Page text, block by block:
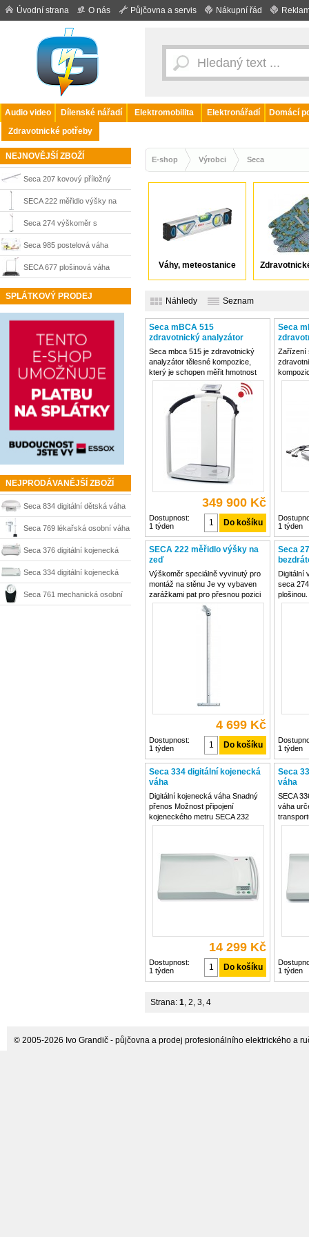
Úvodní strana O nás Půjčovna a servis Nákupní řád
Audio video Dílenské nářadí Elektromobilita Elektronářadí
Domácí
Zdravotnické potřeby
NEJNOVĚJŠÍ ZBOŽÍ
Seca 207 kovový příložný
kojenecký metr
SECA 222 měřidlo výšky na
zeď
Seca 274 výškoměr s
bezdrátovým přenosem dat
Seca 985 postelová váha
SECA 677 plošinová váha
SPLÁTKOVÝ PRODEJ
NEJPRODÁVANĚJŠÍ ZBOŽÍ
Seca 834 digitální dětská váha
Seca 769 lékařská osobní váha
Seca 376 digitální kojenecká
váha
Seca 334 digitální kojenecká
váha
Seca 761 mechanická osobní
E-shop Výrobci Seca
Váhy, meteostanice
Náhledy Seznam
Seca mBCA 515
zdravotnický analyzátor
tělesné kompozice
Seca mbca 515 je zdravotnický
analyzátor tělesné kompozice,
který je schopen měřit hmotnost
tuku, hmotnost těla bez tuků,
obsah vody v těle (složená z
extracelulární a intracelulární
vody) a hmotnost kosterních
349 900 Kč
Dostupnost:
1 týden
Seca
tělesné
Zařízení
1 týden
SECA 222 měřidlo výšky na
zeď
Výškoměr speciálně vyvinutý pro
montáž na stěnu Je vy vybaven
zarážkami pat pro přesnou pozici
nohou, což zaručuje přesné
měření Teleskopická měřící tyč
4 699 Kč
Dostupnost:
1 týden
Seca
Digitální
seca
1 týden
Seca 334 digitální kojenecká
váha
Digitální kojenecká váha Snadný
přenos Možnost připojení
kojeneckého metru SECA 232
Rozsah vážení 20kg Citlivost:
mm Napájení: baterie/220 V
14 299 Kč
Dostupnost:
1 týden
Seca
váha
SECA
váha
také
možno
1 týden
Strana: 1, 2, 3, 4
© 2005-2026 Ivo Grandič - půjčovna a prodej profesionálního elektrického a